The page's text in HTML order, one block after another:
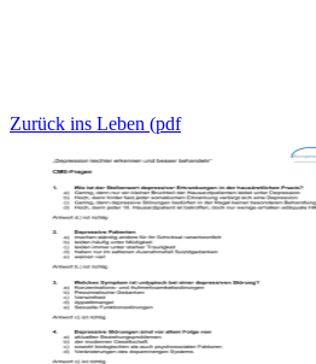
Zurück ins Leben (pdf